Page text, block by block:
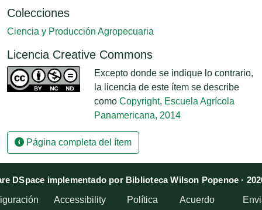
Colecciones
Ciencia y Producción Agropecuaria
Licencia Creative Commons
Excepto donde se indique lo contrario,
la licencia de este ítem se describe
como Copyright, Escuela Agrícola
Panamericana, 2014
Página completa del ítem
DSpace implementado por Biblioteca Wilson Popenoe ·
Accessibility
Política
Acuerdo